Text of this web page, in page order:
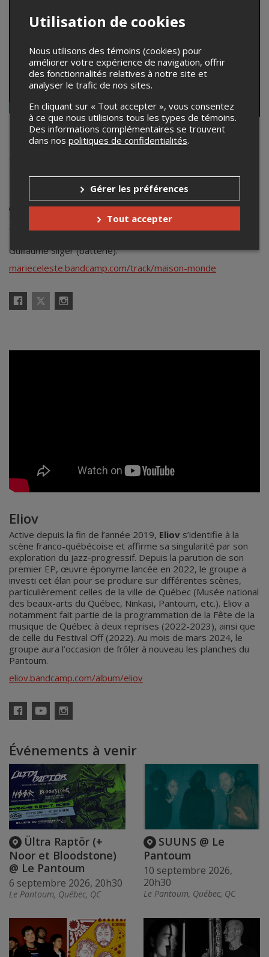
Marie Céleste
cordialement au lancement de leur premier album
joie
. Ça se veut un long-jeu d’élans multicolore et de chaos
contrôlé. L’ensemble est composé de Simon Duchesne
(guitares, voix), Philippe Plourde (clavier, voix), Olivier
Guillaume Sliger (batterie).
marieceleste.bandcamp.com/track/maison-monde
Eliov
Active depuis la fin de l’année 2019, Eliov s’identifie à la
scène franco-québécoise et affirme sa singularité par son
exploration du jazz-progressif. Depuis la parution de son
premier EP, œuvre éponyme lancée en 2022, le groupe a
investi cet élan pour se produire sur différentes scènes,
particulièrement celles de la ville de Québec (Musée national
des beaux-arts du Québec, Ninkasi, Pantoum, etc.). Eliov a
notamment fait partie de la programmation de la Fête de la
musique de Québec à deux reprises (2022-2023), ainsi que
de celle du Festival Off (2022). Au mois de mars 2024, le
groupe aura l’occasion de frôler à nouveau les planches du
Pantoum.
eliov.bandcamp.com/album/eliov
Événements à venir
Ültra Raptör (+
Noor et Bloodstone)
@ Le Pantoum
6 septembre 2026, 20h30
Le Pantoum, Québec, QC
SUUNS @ Le
Pantoum
10 septembre 2026,
20h30
Le Pantoum, Québec, QC
Utilisation de cookies
Nous utilisons des témoins (cookies) pour
améliorer votre expérience de navigation, offrir
des fonctionnalités relatives à notre site et
analyser le trafic de nos sites.
En cliquant sur « Tout accepter », vous consentez
à ce que nous utilisions tous les types de témoins.
Des informations complémentaires se trouvent
dans nos politiques de confidentialités.
Gérer les préférences
Tout accepter